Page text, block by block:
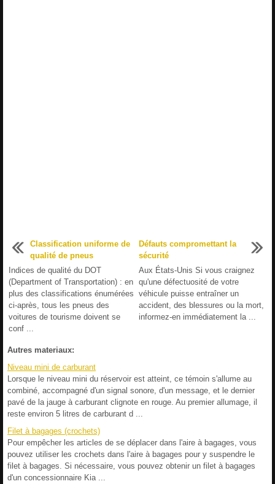
Classification uniforme de
qualité de pneus
Indices de qualité du DOT
(Department of Transportation) : en
plus des classifications énumérées
ci-après, tous les pneus des
voitures de tourisme doivent se
conf ...
Défauts compromettant la
sécurité
Aux États-Unis Si vous craignez
qu'une défectuosité de votre
véhicule puisse entraîner un
accident, des blessures ou la mort,
informez-en immédiatement la ...
Autres materiaux:
Niveau mini de carburant
Lorsque le niveau mini du réservoir est atteint, ce témoin s'allume au
combiné, accompagné d'un signal sonore, d'un message, et le dernier
pavé de la jauge à carburant clignote en rouge. Au premier allumage, il
reste environ 5 litres de carburant d ...
Filet à bagages (crochets)
Pour empêcher les articles de se déplacer dans l'aire à bagages, vous
pouvez utiliser les crochets dans l'aire à bagages pour y suspendre le
filet à bagages. Si nécessaire, vous pouvez obtenir un filet à bagages
d'un concessionnaire Kia ...